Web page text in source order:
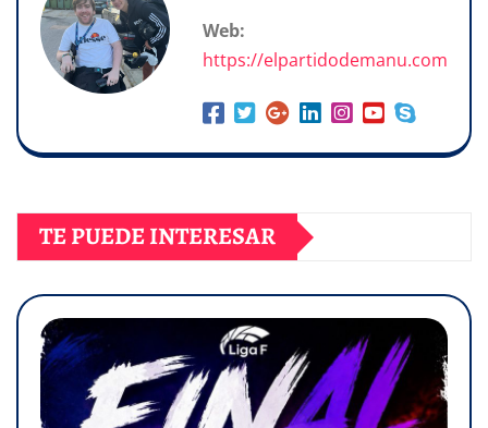
Web:
https://elpartidodemanu.com
TE PUEDE INTERESAR